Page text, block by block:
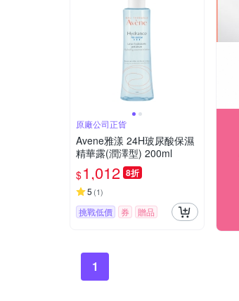
原廠公司正貨
Avene雅漾 24H玻尿酸保濕
精華露(潤澤型) 200ml
$1,012 8折
5 (1)
挑戰低價 券 贈品
1